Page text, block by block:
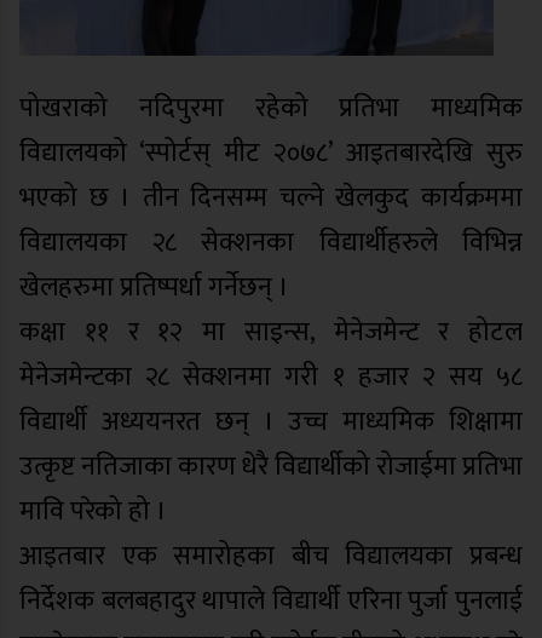
पोखराको नदिपुरमा रहेको प्रतिभा माध्यमिक
विद्यालयको ‘स्पोर्टस् मीट २०७८’ आइतबारदेखि सुरु
भएको छ । तीन दिनसम्म चल्ने खेलकुद कार्यक्रममा
विद्यालयका २८ सेक्शनका विद्यार्थीहरुले विभिन्न
खेलहरुमा प्रतिष्पर्धा गर्नेछन् ।
कक्षा ११ र १२ मा साइन्स, मेनेजमेन्ट र होटल
मेनेजमेन्टका २८ सेक्शनमा गरी १ हजार २ सय ५८
विद्यार्थी अध्ययनरत छन् । उच्च माध्यमिक शिक्षामा
उत्कृष्ट नतिजाका कारण धेरै विद्यार्थीको रोजाईमा प्रतिभा
मावि परेको हो ।
आइतबार एक समारोहका बीच विद्यालयका प्रबन्ध
निर्देशक बलबहादुर थापाले विद्यार्थी एरिना पुर्जा पुनलाई